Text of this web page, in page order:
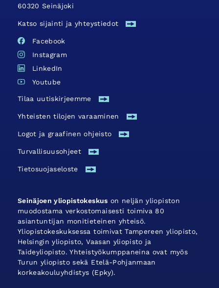
60320 Seinäjoki
Katso sijainti ja yhteystiedot
Facebook
Instagram
LinkedIn
Youtube
Tilaa uutiskirjeemme
Yhteisten tilojen varaaminen
Logot ja graafinen ohjeisto
Turvallisuus­ohjeet
Tietosuojaseloste
Seinäjoen yliopistokeskus on neljän yliopiston
muodostama verkostomaisesti toimiva 80
asiantuntijan monitieteinen yhteisö.
Yliopistokeskuksessa toimivat Tampereen yliopisto,
Helsingin yliopisto, Vaasan yliopisto ja
Taideyliopisto. Yhteistyökumppaneina ovat myös
Turun yliopisto sekä Etelä-Pohjanmaan
korkeakouluyhdistys (Epky).